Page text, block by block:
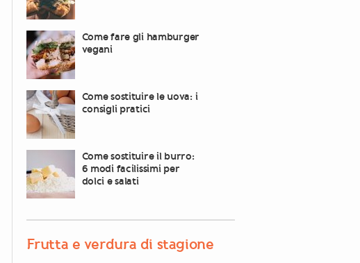
Come fare gli hamburger
vegani
Come sostituire le uova: i
consigli pratici
Come sostituire il burro:
6 modi facilissimi per
dolci e salati
Frutta e verdura di stagione